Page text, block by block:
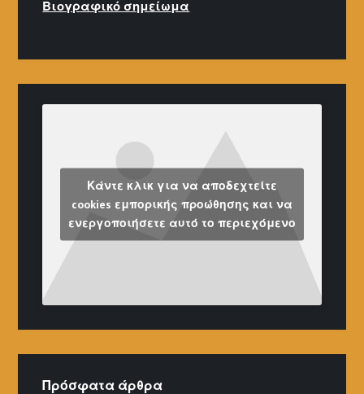
Βιογραφικό σημείωμα
Κάντε κλικ για να αποδεχτείτε
cookies εμπορικής προώθησης και να
ενεργοποιήσετε αυτό το περιεχόμενο
Πρόσφατα άρθρα